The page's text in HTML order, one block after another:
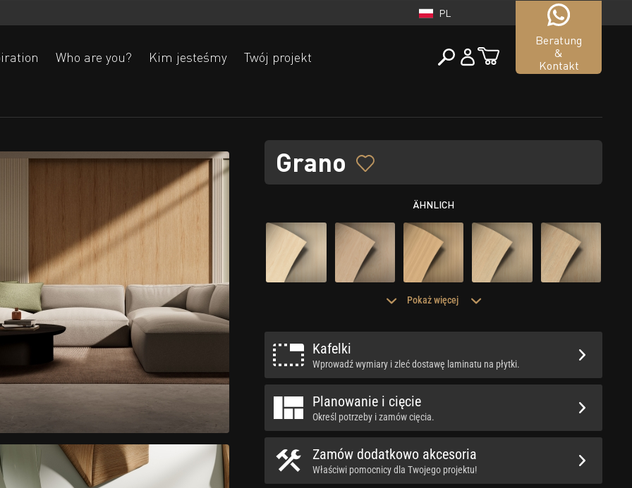
PL
Aktueller Shop
Beratung
&
Kontakt
Who are you? Kim jesteśmy Twój projekt
Grano
ÄHNLICH
Pokaż więcej
Kafelki
Wprowadź wymiary i zleć dostawę laminatu na płytki.
Planowanie i cięcie
Określ potrzeby i zamów cięcia.
Zamów dodatkowo akcesoria
Właściwi pomocnicy dla Twojego projektu!